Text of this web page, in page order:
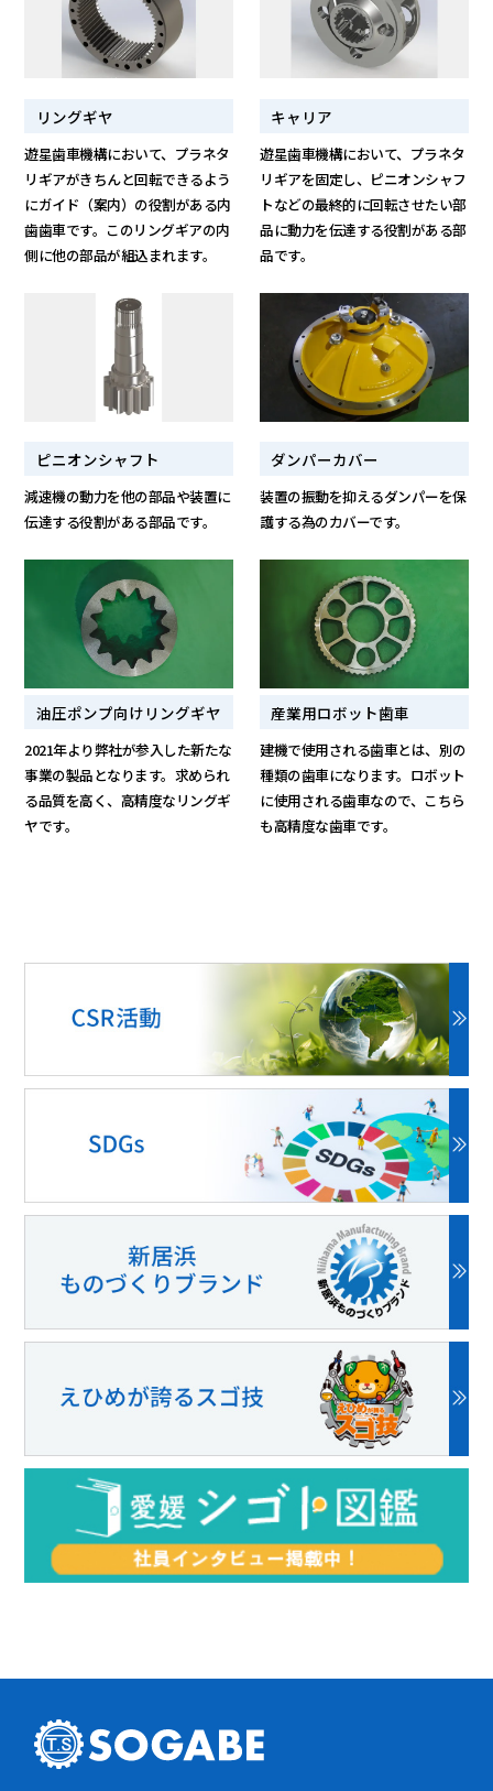
リングギヤ
遊星歯車機構において、プラネタ
リギアがきちんと回転できるよう
にガイド（案内）の役割がある内
歯歯車です。このリングギアの内
側に他の部品が組込まれます。
キャリア
遊星歯車機構において、プラネタ
リギアを固定し、ピニオンシャフ
トなどの最終的に回転させたい部
品に動力を伝達する役割がある部
品です。
ピニオンシャフト
減速機の動力を他の部品や装置に
伝達する役割がある部品です。
ダンパーカバー
装置の振動を抑えるダンパーを保
護する為のカバーです。
油圧ポンプ向けリングギヤ
2021年より弊社が参入した新たな
事業の製品となります。求められ
る品質を高く、高精度なリングギ
ヤです。
産業用ロボット歯車
建機で使用される歯車とは、別の
種類の歯車になります。ロボット
に使用される歯車なので、こちら
も高精度な歯車です。